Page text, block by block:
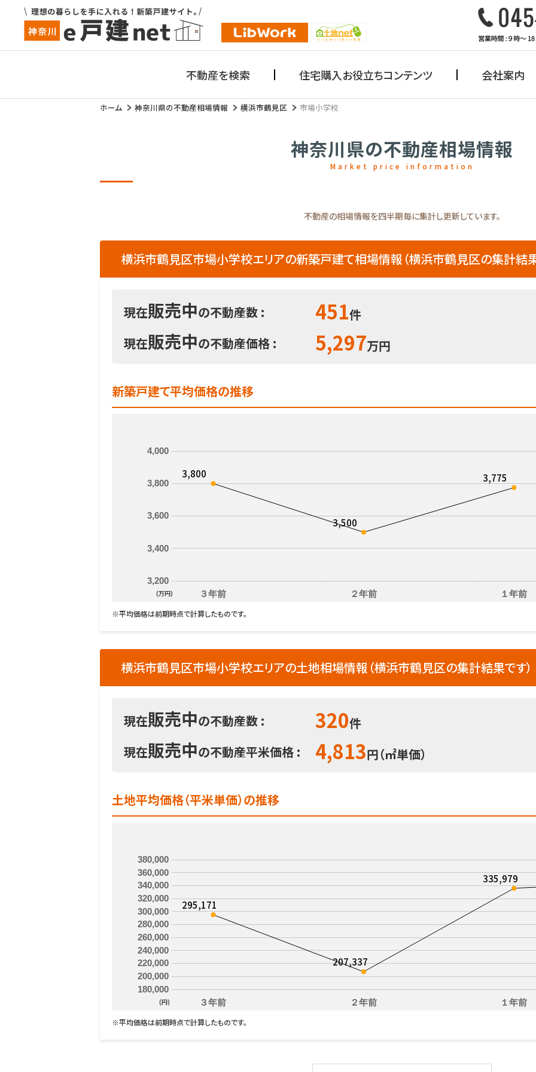
不動産を検索 住宅購入お役立ちコンテンツ 会社案内
ホーム 神奈川県の不動産相場情報 横浜市鶴見区 市場小学校
神奈川県の不動産相場情報
Market price information
不動産の相場情報を四半期毎に集計し更新しています。
横浜市鶴見区市場小学校エリアの新築戸建て相場情報（横浜市鶴見区の集計結
現在販売中の不動産数 : 451件
現在販売中の不動産価格 : 5,297万円
新築戸建て平均価格の推移
３年前 ２年前 １年前
3,200
3,400
3,600
3,800
4,000
3,800
3,500
3,775
(万円)
※平均価格は前期時点で計算したものです。
横浜市鶴見区市場小学校エリアの土地相場情報（横浜市鶴見区の集計結果です）
現在販売中の不動産数 : 320件
現在販売中の不動産平米価格 : 4,813円（㎡単価）
土地平均価格（平米単価）の推移
３年前 ２年前 １年前
180,000
200,000
220,000
240,000
260,000
280,000
300,000
320,000
340,000
360,000
380,000
295,171
207,337
335,979
(円)
※平均価格は前期時点で計算したものです。